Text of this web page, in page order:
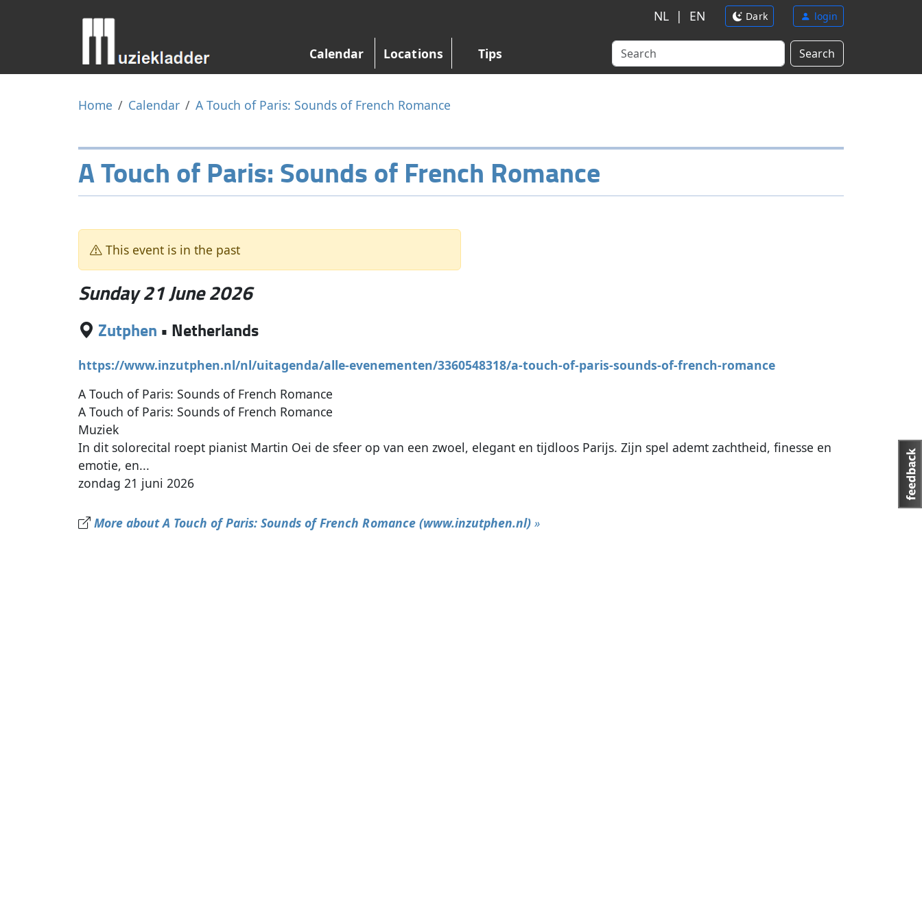
NL | EN Dark login
Calendar Locations Tips Search
Home Calendar A Touch of Paris: Sounds of French Romance
A Touch of Paris: Sounds of French Romance
This event is in the past
Sunday 21 June 2026
Zutphen • Netherlands
https://www.inzutphen.nl/nl/uitagenda/alle-evenementen/3360548318/a-touch-of-paris-sounds-of-french-romance
A Touch of Paris: Sounds of French Romance
A Touch of Paris: Sounds of French Romance
Muziek
In dit solorecital roept pianist Martin Oei de sfeer op van een zwoel, elegant en tijdloos Parijs. Zijn spel ademt zachtheid, finesse en
emotie, en...
zondag 21 juni 2026
More about A Touch of Paris: Sounds of French Romance (www.inzutphen.nl)»